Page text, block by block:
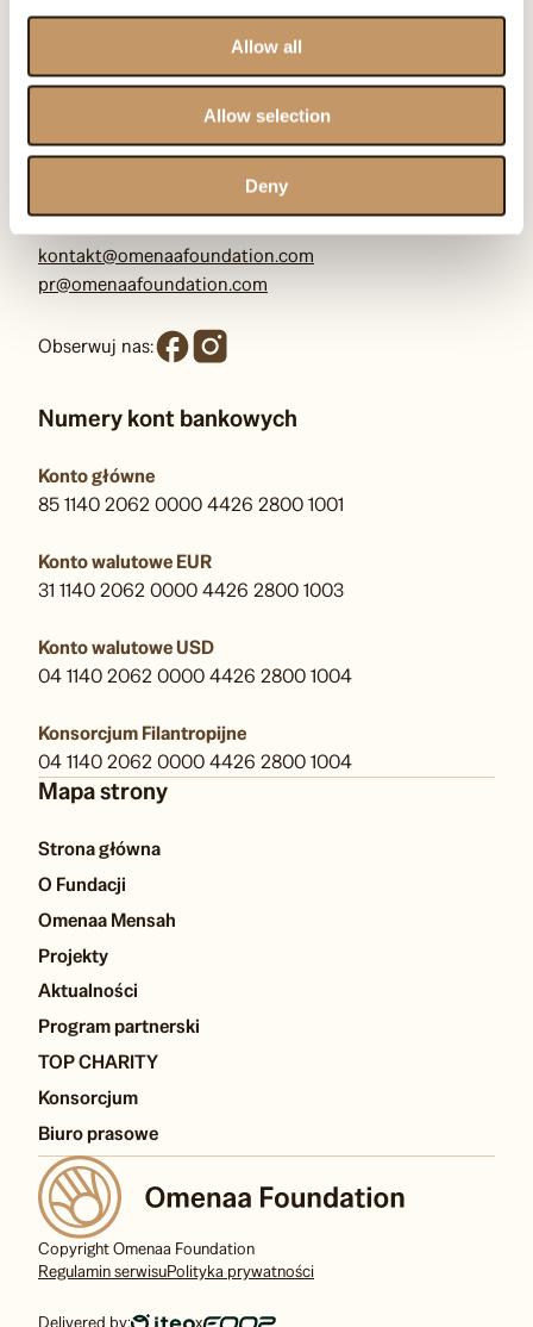
Allow all
Allow selection
Deny
Skontaktuj się z nami
Omenaa Foundation
ul. Heleny Kozłowskiej 1/43
00-710 Warszawa
kontakt@omenaafoundation.com
pr@omenaafoundation.com
Obserwuj nas:
Numery kont bankowych
Konto główne
85 1140 2062 0000 4426 2800 1001
Konto walutowe EUR
31 1140 2062 0000 4426 2800 1003
Konto walutowe USD
04 1140 2062 0000 4426 2800 1004
Konsorcjum Filantropijne
04 1140 2062 0000 4426 2800 1004
Mapa strony
Strona główna
O Fundacji
Omenaa Mensah
Projekty
Aktualności
Program partnerski
TOP CHARITY
Konsorcjum
Biuro prasowe
Copyright Omenaa Foundation
Regulamin serwisuPolityka prywatności
Delivered by: x